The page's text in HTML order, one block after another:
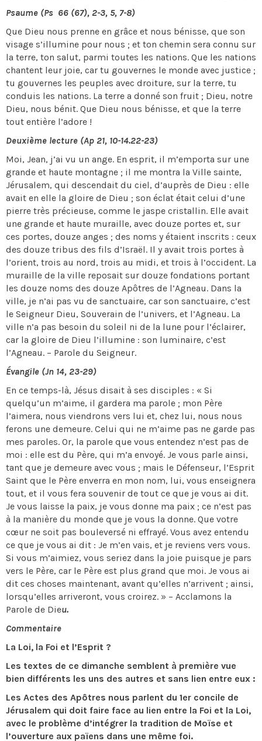
Psaume (Ps 66 (67), 2-3, 5, 7-8)
Que Dieu nous prenne en grâce et nous bénisse, que son
visage s’illumine pour nous ; et ton chemin sera connu sur
la terre, ton salut, parmi toutes les nations. Que les nations
chantent leur joie, car tu gouvernes le monde avec justice ;
tu gouvernes les peuples avec droiture, sur la terre, tu
conduis les nations. La terre a donné son fruit ; Dieu, notre
Dieu, nous bénit. Que Dieu nous bénisse, et que la terre
tout entière l’adore !
Deuxième lecture (Ap 21, 10-14.22-23)
Moi, Jean, j’ai vu un ange. En esprit, il m’emporta sur une
grande et haute montagne ; il me montra la Ville sainte,
Jérusalem, qui descendait du ciel, d’auprès de Dieu : elle
avait en elle la gloire de Dieu ; son éclat était celui d’une
pierre très précieuse, comme le jaspe cristallin. Elle avait
une grande et haute muraille, avec douze portes et, sur
ces portes, douze anges ; des noms y étaient inscrits : ceux
des douze tribus des fils d’Israël. Il y avait trois portes à
l’orient, trois au nord, trois au midi, et trois à l’occident. La
muraille de la ville reposait sur douze fondations portant
les douze noms des douze Apôtres de l’Agneau. Dans la
ville, je n’ai pas vu de sanctuaire, car son sanctuaire, c’est
le Seigneur Dieu, Souverain de l’univers, et l’Agneau. La
ville n’a pas besoin du soleil ni de la lune pour l’éclairer,
car la gloire de Dieu l’illumine : son luminaire, c’est
l’Agneau. – Parole du Seigneur.
Évangile (Jn 14, 23-29)
En ce temps-là, Jésus disait à ses disciples : « Si
quelqu’un m’aime, il gardera ma parole ; mon Père
l’aimera, nous viendrons vers lui et, chez lui, nous nous
ferons une demeure. Celui qui ne m’aime pas ne garde pas
mes paroles. Or, la parole que vous entendez n’est pas de
moi : elle est du Père, qui m’a envoyé. Je vous parle ainsi,
tant que je demeure avec vous ; mais le Défenseur, l’Esprit
Saint que le Père enverra en mon nom, lui, vous enseignera
tout, et il vous fera souvenir de tout ce que je vous ai dit.
Je vous laisse la paix, je vous donne ma paix ; ce n’est pas
à la manière du monde que je vous la donne. Que votre
cœur ne soit pas bouleversé ni effrayé. Vous avez entendu
ce que je vous ai dit : Je m’en vais, et je reviens vers vous.
Si vous m’aimiez, vous seriez dans la joie puisque je pars
vers le Père, car le Père est plus grand que moi. Je vous ai
dit ces choses maintenant, avant qu’elles n’arrivent ; ainsi,
lorsqu’elles arriveront, vous croirez. » – Acclamons la
Parole de Dieu.
Commentaire
La Loi, la Foi et l’Esprit ?
Les textes de ce dimanche semblent à première vue
bien différents les uns des autres et sans lien entre eux :
Les Actes des Apôtres nous parlent du 1er concile de
Jérusalem qui doit faire face au lien entre la Foi et la Loi,
avec le problème d’intégrer la tradition de Moïse et
l’ouverture aux païens dans une même foi.